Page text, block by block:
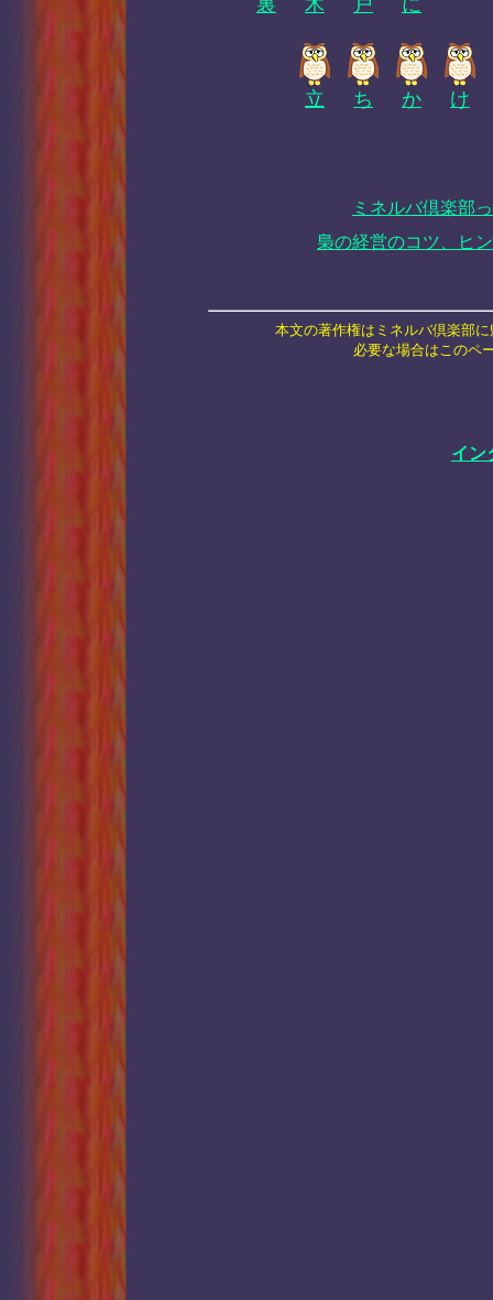
裏 木 戸 に
立 ち か け
ミネルバ倶楽部
梟の経営のコツ、ヒ
本文の著作権はミネルバ倶楽部
必要な場合はこのペ
イン